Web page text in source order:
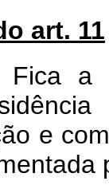
art. 11
Fica
e